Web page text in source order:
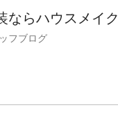
ならハウスメイク
フブログ